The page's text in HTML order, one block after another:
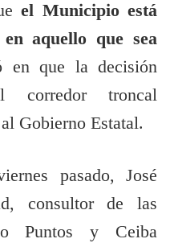
el Municipio está
aquello que sea
en que la decisión
troncal
Gobierno Estatal.
pasado, José
consultor de las
Puntos y Ceiba